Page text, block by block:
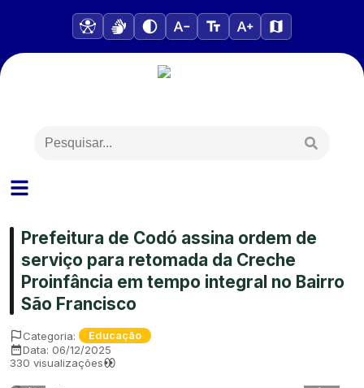
Prefeitura de Codó assina ordem de
serviço para retomada da Creche
Proinfância em tempo integral no Bairro
São Francisco
Categoria: Educação
Data: 06/12/2025
330 visualizações